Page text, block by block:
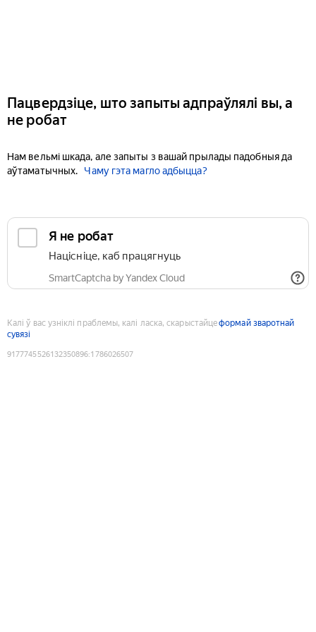
Пацвердзіце, што запыты адпраўлялі вы, а
не робат
Нам вельмі шкада, але запыты з вашай прылады падобныя да
аўтаматычных.
Чаму гэта магло адбыцца?
Я не робат
Націсніце, каб працягнуць
SmartCaptcha by Yandex Cloud
Калі ў вас узніклі праблемы, калі ласка, скарыстайцеформай зваротнай
сувязі
9177745526132350896:1786026507